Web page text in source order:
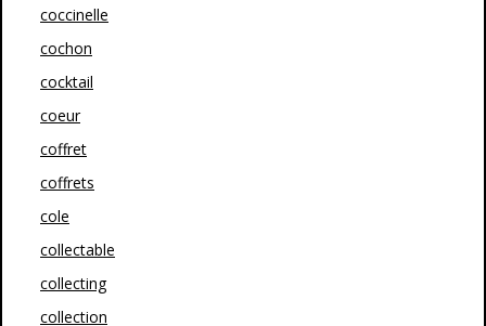
coccinelle
cochon
cocktail
coeur
coffret
coffrets
cole
collectable
collecting
collection